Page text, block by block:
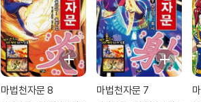
마법천자문 8 마법천자문 7